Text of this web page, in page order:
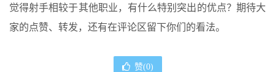
觉得射手相较于其他职业，有什么特别突出的优点？期待大
家的点赞、转发，还有在评论区留下你们的看法。
赞(0)